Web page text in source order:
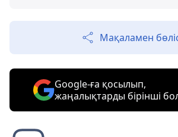
Мақаламен
Google-ға қосылып,
жаңалықтарды бірінші